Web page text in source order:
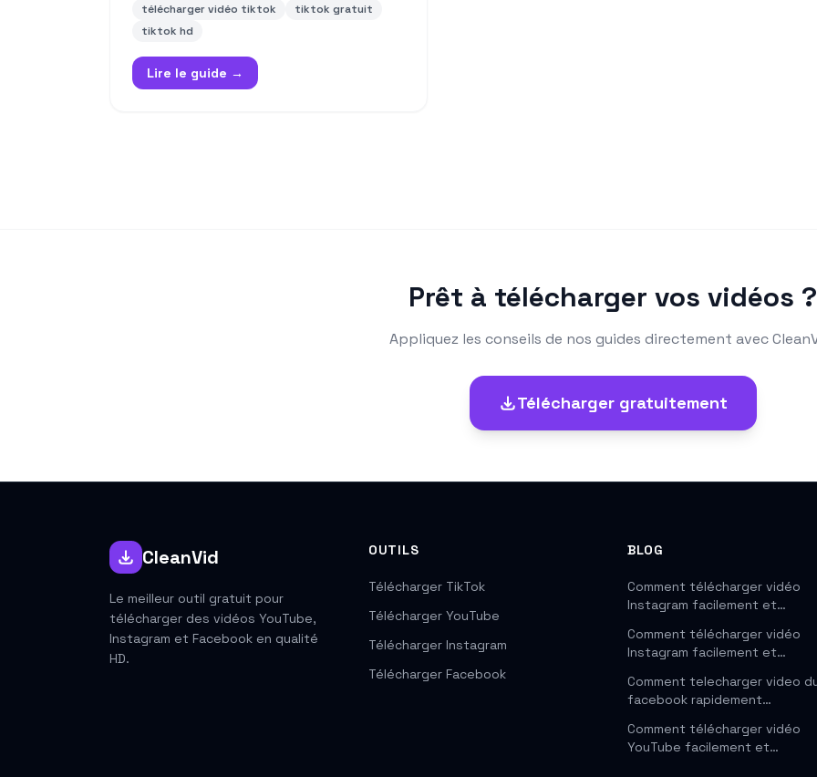
télécharger vidéo tiktok
tiktok gratuit
tiktok hd
Lire le guide →
Prêt à télécharger vos vidéos ?
Appliquez les conseils de nos guides directement avec
Télécharger gratuitement
CleanVid
Le meilleur outil gratuit pour
télécharger des vidéos YouTube,
Instagram et Facebook en qualité
HD.
OUTILS
Télécharger TikTok
Télécharger YouTube
Télécharger Instagram
Télécharger Facebook
BLOG
Comment télécharger vidéo
Instagram facilement et…
Comment télécharger vidéo
Instagram facilement et…
Comment telecharger video
facebook rapidement…
Comment télécharger vidéo
YouTube facilement et…